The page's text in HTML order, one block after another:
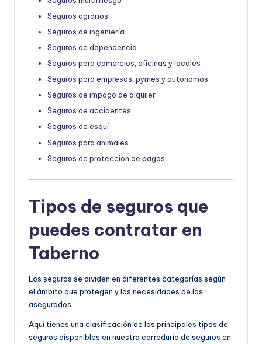
Seguros agrarios
Seguros de ingeniería
Seguros de dependencia
Seguros para comercios, oficinas y locales
Seguros para empresas, pymes y autónomos
Seguros de impago de alquiler
Seguros de accidentes
Seguros de esquí
Seguros para animales
Seguros de protección de pagos
Tipos de seguros que
puedes contratar en
Taberno
Los seguros se dividen en diferentes categorías según
el ámbito que protegen y las necesidades de los
asegurados.
Aquí tienes una clasificación de los principales tipos de
seguros disponibles en nuestra correduría de seguros en